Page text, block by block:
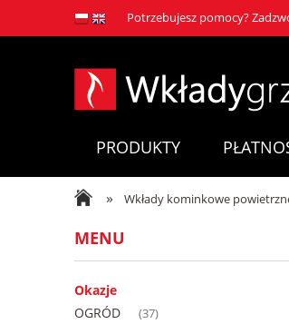
Potrzebujesz pomocy?
PRODUKTY
» Wkłady kominkowe
MENU
Okazje
OGRÓD
(37)